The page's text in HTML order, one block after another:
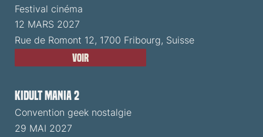
Festival cinéma
12 MARS 2027
Rue de Romont 12, 1700 Fribourg, Suisse
Voir
Kidult Mania 2
Convention geek nostalgie
29 MAI 2027